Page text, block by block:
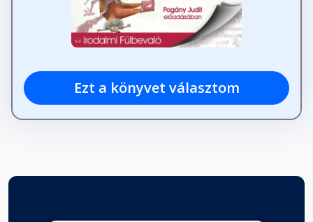
Ezt a könyvet választom